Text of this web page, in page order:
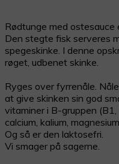
Rødtunge med
Den stegte fisk serveres
spegeskinke. I denne
røget, udbenet skinke.
Ryges over fyrrenåle.
at give skinken sin god
vitaminer i B-gruppen
calcium, kalium,
Og så er den laktosefri.
Vi smager på sagerne.